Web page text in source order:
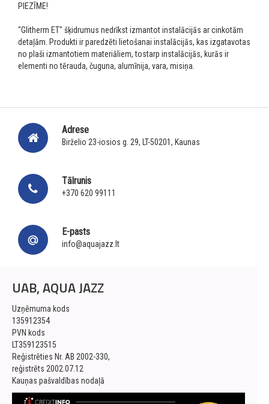
PIEZĪME!
"Glitherm ET" šķidrumus nedrīkst izmantot instalācijās ar cinkotām
detaļām. Produkti ir paredzēti lietošanai instalācijās, kas izgatavotas
no plaši izmantotiem materiāliem, tostarp instalācijās, kurās ir
elementi no tērauda, čuguna, alumīnija, vara, misiņa.
Adrese
Birželio 23-iosios g. 29, LT-50201, Kaunas
Tālrunis
+370 620 99111
E-pasts
info@aquajazz.lt
UAB, AQUA JAZZ
Uzņēmuma kods
135912354
PVN kods
LT359123515
Reģistrēties Nr. AB 2002-330,
reģistrēts 2002.07.12
Kauņas pašvaldības nodaļā